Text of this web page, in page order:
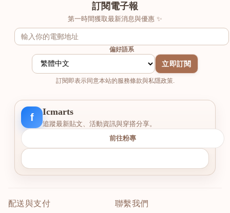
訂閱電子報
第一時間獲取最新消息與優惠 ✨
偏好語系
立即訂閱
訂閱即表示同意本站的服務條款與私隱政策.
f Icmarts
追蹤最新貼文、活動資訊與穿搭分享。
前往粉專
配送與支付 聯繫我們